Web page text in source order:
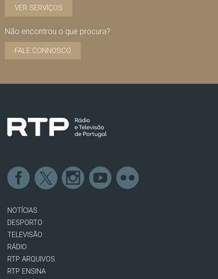
VER SERVIÇOS
Não encontrou o que procura?
FALE CONNOSCO
NOTÍCIAS
DESPORTO
TELEVISÃO
RÁDIO
RTP ARQUIVOS
RTP ENSINA